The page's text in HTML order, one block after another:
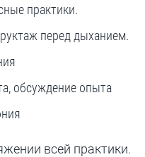
практики.
перед дыханием.
обсуждение опыта
всей практики.